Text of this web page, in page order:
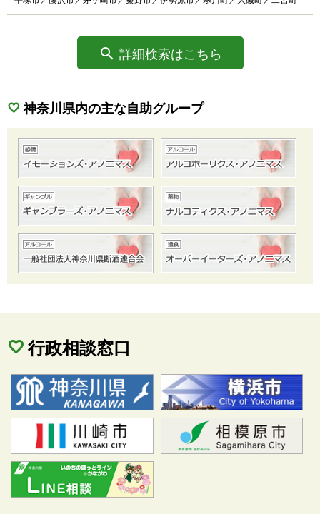
詳細検索はこちら
神奈川県内の主な自助グループ
行政相談窓口